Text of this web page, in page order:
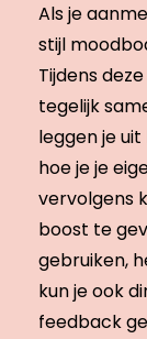
Als je
stijl
Tijdens
tegelijk
leggen je
hoe je je
vervolgens
boost te
gebruiken,
kun je ook
feedback